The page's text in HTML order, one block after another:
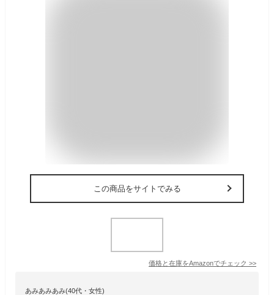
この商品をサイトでみる
価格と在庫をAmazonでチェック >>
あみあみあみ(40代・女性)